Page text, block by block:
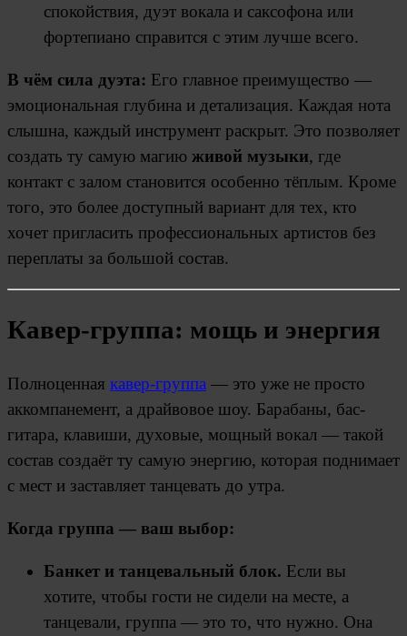
спокойствия, дуэт вокала и саксофона или
фортепиано справится с этим лучше всего.
В чём сила дуэта: Его главное преимущество —
эмоциональная глубина и детализация. Каждая нота
слышна, каждый инструмент раскрыт. Это позволяет
создать ту самую магию живой музыки, где
контакт с залом становится особенно тёплым. Кроме
того, это более доступный вариант для тех, кто
хочет пригласить профессиональных артистов без
переплаты за большой состав.
Кавер-группа: мощь и энергия
Полноценная кавер-группа — это уже не просто
аккомпанемент, а драйвовое шоу. Барабаны, бас-
гитара, клавиши, духовые, мощный вокал — такой
состав создаёт ту самую энергию, которая поднимает
с мест и заставляет танцевать до утра.
Когда группа — ваш выбор:
Банкет и танцевальный блок. Если вы
хотите, чтобы гости не сидели на месте, а
танцевали, группа — это то, что нужно. Она